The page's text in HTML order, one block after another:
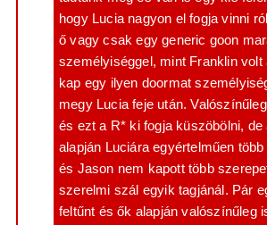
hogy Lucia nagyon el fogja vinni
ő vagy csak egy generic goon
személyiséggel, mint Franklin volt
kap egy ilyen doormat
megy Lucia feje után.
és ezt a R* ki fogja küszöbölni, de
alapján Luciára egyértelműen
és Jason nem kapott több
szerelmi szál egyik tagjánál. Pár
feltűnt és ők alapján valószínűleg